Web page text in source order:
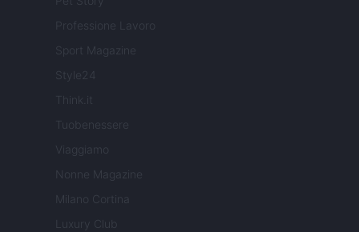
Professione Lavoro
Sport Magazine
Style24
Think.it
Tuobenessere
Viaggiamo
Nonne Magazine
Milano Cortina
Luxury Club